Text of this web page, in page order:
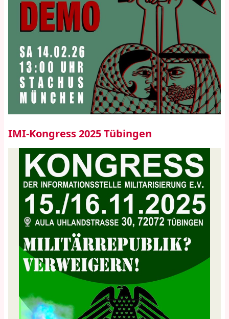
IMI-Kongress 2025 Tübingen